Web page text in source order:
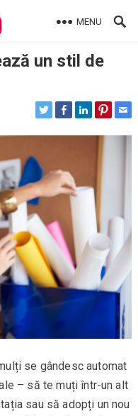
MENU
un stil de
se gândesc automat
– să te muți într-un alt
sau să adopți un nou